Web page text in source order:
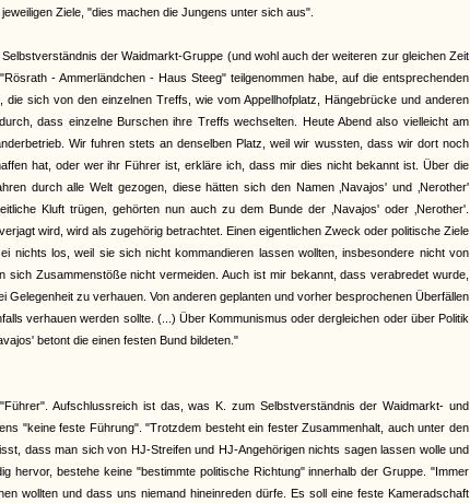
Ziele, "dies machen die Jungens unter sich aus".
der Waidmarkt-Gruppe (und wohl auch der weiteren zur gleichen Zeit
- Ammerländchen - Haus Steeg" teilgenommen habe, auf die entsprechenden
sich von den einzelnen Treffs, wie vom Appellhofplatz, Hängebrücke und anderen
dass einzelne Burschen ihre Treffs wechselten. Heute Abend also vielleicht am
Wir fuhren stets an denselben Platz, weil wir wussten, dass wir dort noch
hat, oder wer ihr Führer ist, erkläre ich, dass mir dies nicht bekannt ist. Über die
durch alle Welt gezogen, diese hätten sich den Namen ‚Navajos' und ‚Nerother'
Kluft trügen, gehörten nun auch zu dem Bunde der ‚Navajos' oder ‚Nerother'.
wird, wird als zugehörig betrachtet. Einen eigentlichen Zweck oder politische Ziele
los, weil sie sich nicht kommandieren lassen wollten, insbesondere nicht von
Zusammenstöße nicht vermeiden. Auch ist mir bekannt, dass verabredet wurde,
zu verhauen. Von anderen geplanten und vorher besprochenen Überfällen
verhauen werden sollte. (...) Über Kommunismus oder dergleichen oder über Politik
betont die einen festen Bund bildeten."
Aufschlussreich ist das, was K. zum Selbstverständnis der Waidmarkt- und
"keine feste Führung". "Trotzdem besteht ein fester Zusammenhalt, auch unter den
dass man sich von HJ-Streifen und HJ-Angehörigen nichts sagen lassen wolle und
hervor, bestehe keine "bestimmte politische Richtung" innerhalb der Gruppe. "Immer
wollten und dass uns niemand hineinreden dürfe. Es soll eine feste Kameradschaft